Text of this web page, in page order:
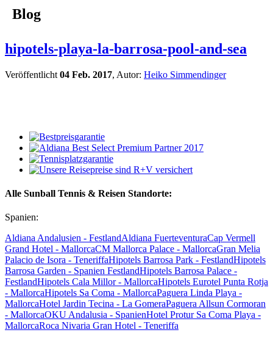
Blog
hipotels-playa-la-barrosa-pool-and-sea
Veröffentlicht 04 Feb. 2017, Autor: Heiko Simmendinger
Alle Sunball Tennis & Reisen Standorte:
Spanien:
Aldiana Andalusien - FestlandAldiana FuerteventuraCap Vermell
Grand Hotel - MallorcaCM Mallorca Palace - MallorcaGran Melia
Palacio de Isora - TeneriffaHipotels Barrosa Park - FestlandHipotels
Barrosa Garden - Spanien FestlandHipotels Barrosa Palace -
FestlandHipotels Cala Millor - MallorcaHipotels Eurotel Punta Rotja
- MallorcaHipotels Sa Coma - MallorcaPaguera Linda Playa -
MallorcaHotel Jardin Tecina - La GomeraPaguera Allsun Cormoran
- MallorcaOKU Andalusia - SpanienHotel Protur Sa Coma Playa -
MallorcaRoca Nivaria Gran Hotel - Teneriffa